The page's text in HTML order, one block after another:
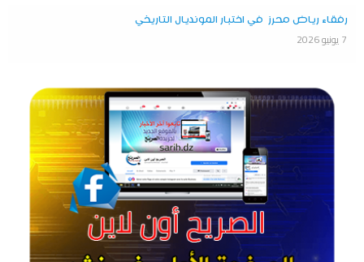
رفقاء رياض محرز في اختبار المونديال التاريخي
7 يونيو 2026